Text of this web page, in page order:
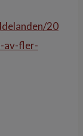
20
av-fler-